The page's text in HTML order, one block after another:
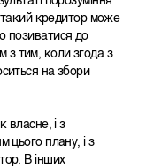
такий кредитор може
позиватися до
з тим, коли згода з
на збори
власне, і з
цього плану, і з
В інших